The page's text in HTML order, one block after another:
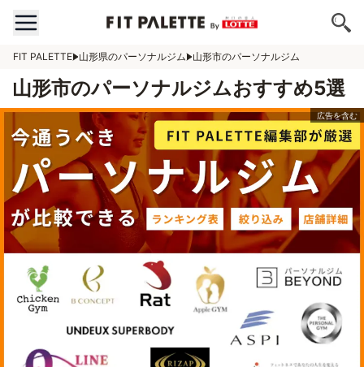
FIT PALETTE 山形県のパーソナルジム 山形市のパーソナルジム
山形市のパーソナルジムおすすめ5選